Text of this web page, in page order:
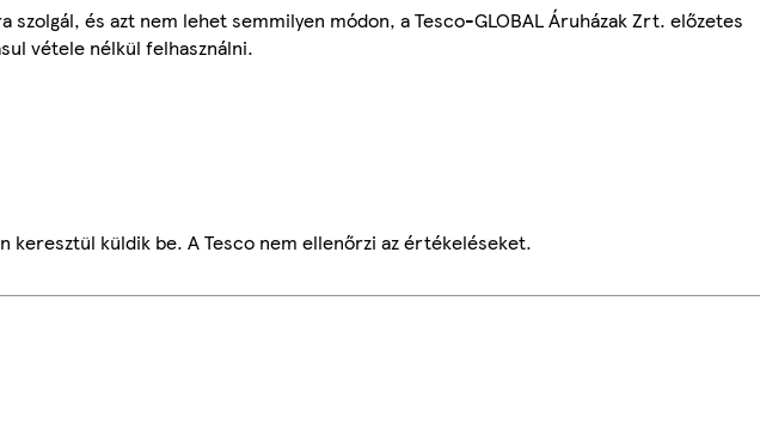
és azt nem lehet semmilyen módon, a Tesco-GLOBAL Áruházak Zrt. előzetes
vétele nélkül felhasználni.
keresztül küldik be. A Tesco nem ellenőrzi az értékeléseket.